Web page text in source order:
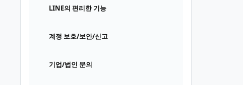
LINE의 편리한 기능
계정 보호/보안/신고
기업/법인 문의